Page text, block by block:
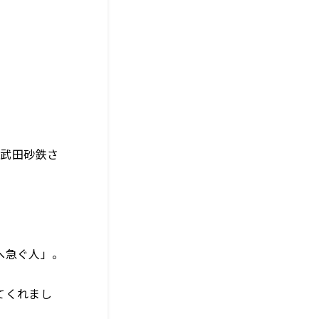
田砂鉄さ
ぐ人」。
くれまし